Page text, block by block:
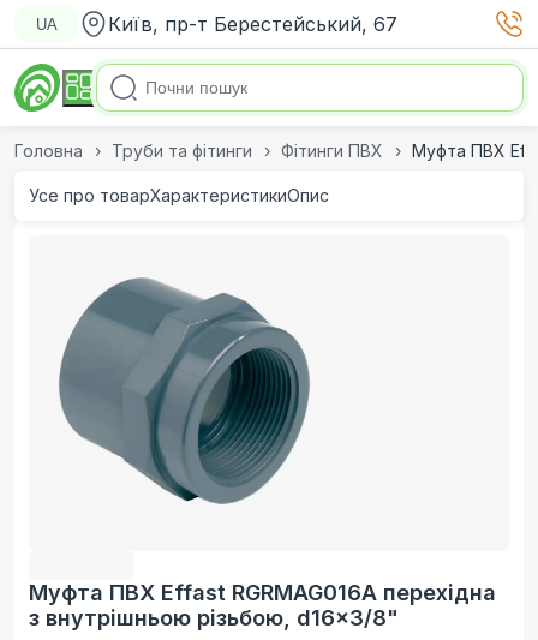
UA Київ, пр-т Берестейський, 67
Головна Труби та фітинги Фітинги ПВХ Муфта ПВХ
Усе про товарХарактеристикиОпис
Муфта ПВХ Effast RGRMAG016A перехідна
з внутрішньою різьбою, d16x3/8"